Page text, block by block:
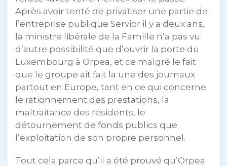
Après avoir tenté de privatiser une partie de
l’entreprise publique Servior il y a deux ans,
la ministre libérale de la Famille n’a pas vu
d’autre possibilité que d’ouvrir la porte du
Luxembourg à Orpea, et ce malgré le fait
que le groupe ait fait la une des journaux
partout en Europe, tant en ce qui concerne
le rationnement des prestations, la
maltraitance des résidents, le
détournement de fonds publics que
l’exploitation de son propre personnel.
Tout cela parce qu’il a été prouvé qu’Orpea